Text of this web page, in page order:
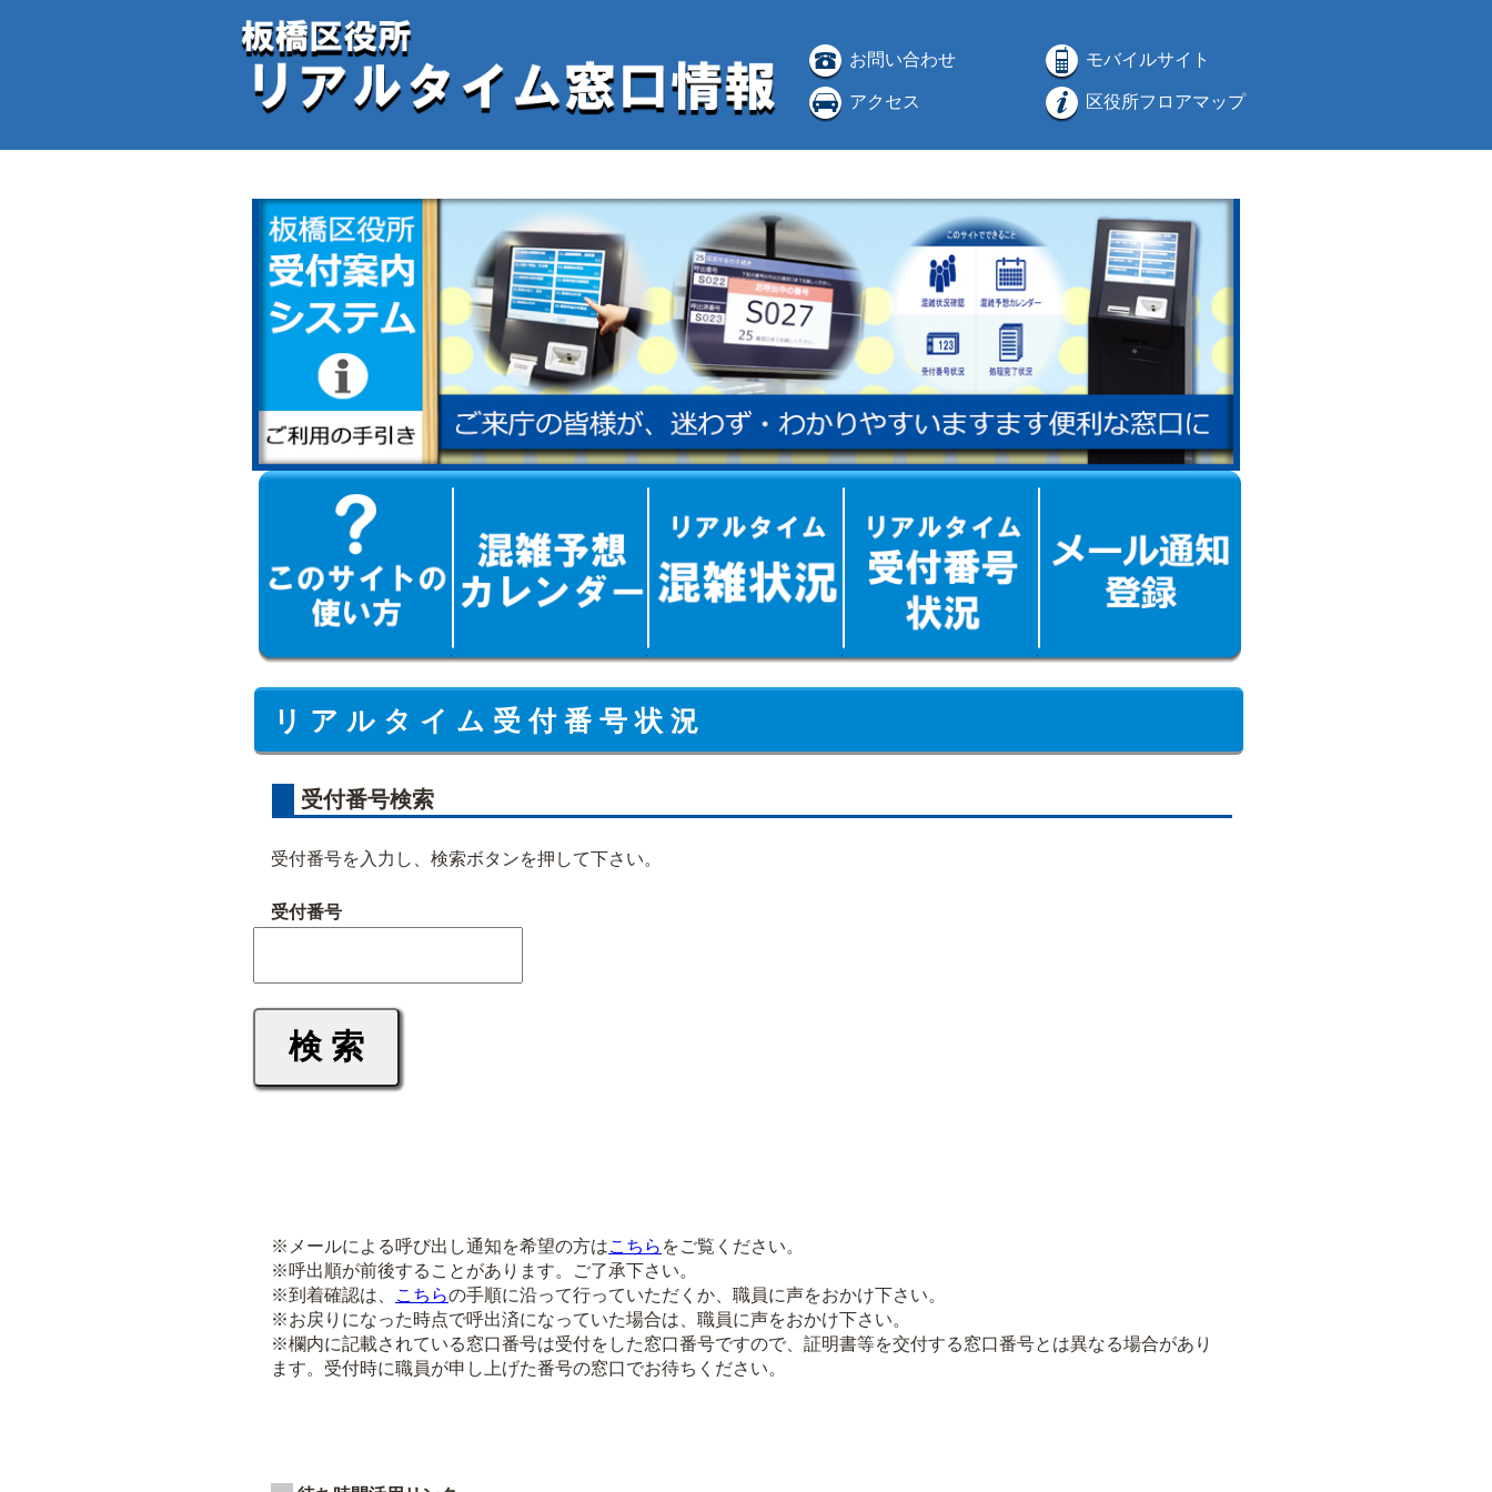
お問い合わせ モバイルサイト
アクセス 区役所フロアマップ
リ ア ル タ イ ム 受 付 番 号 状 況
受付番号検索
受付番号を入力し、検索ボタンを押して下さい。
受付番号
※メールによる呼び出し通知を希望の方はこちら をご覧ください。
※呼出順が前後することがあります。ご了承下さい。
※到着確認は、
こちらの手順に沿って行っていただくか、職員に声をおかけ下さい。
※お戻りになった時点で呼出済になっていた場合は、職員に声をおかけ下さい。
※欄内に記載されている窓口番号は受付をした窓口番号ですので、証明書等を交付する窓口番号とは異なる場合があり
ます。受付時に職員が申し上げた番号の窓口でお待ちください。